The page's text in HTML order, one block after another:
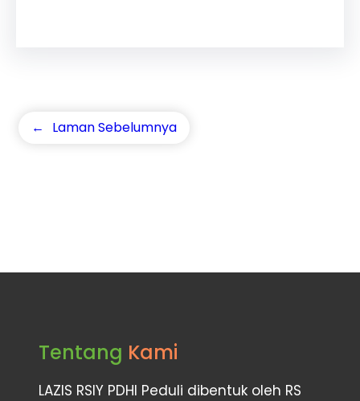
← Laman Sebelumnya
Tentang Kami
LAZIS RSIY PDHI Peduli dibentuk oleh RS